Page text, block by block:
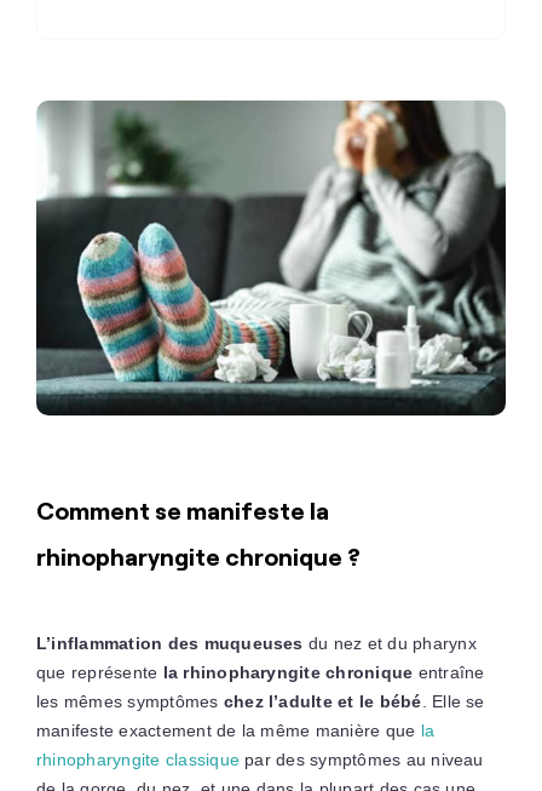
Comment se manifeste la
rhinopharyngite chronique ?
L’inflammation des muqueuses du nez et du pharynx
que représente la rhinopharyngite chronique entraîne
les mêmes symptômes chez l’adulte et le bébé . Elle se
manifeste exactement de la même manière que la
rhinopharyngite classiquepar des symptômes au niveau